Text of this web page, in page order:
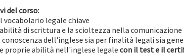
del corso:
vocabolario legale chiave
di scrittura e la scioltezza nella comunicazione
conoscenza dell'inglese sia per finalità legali sia
proprie abilità nell'inglese legale con il test e il